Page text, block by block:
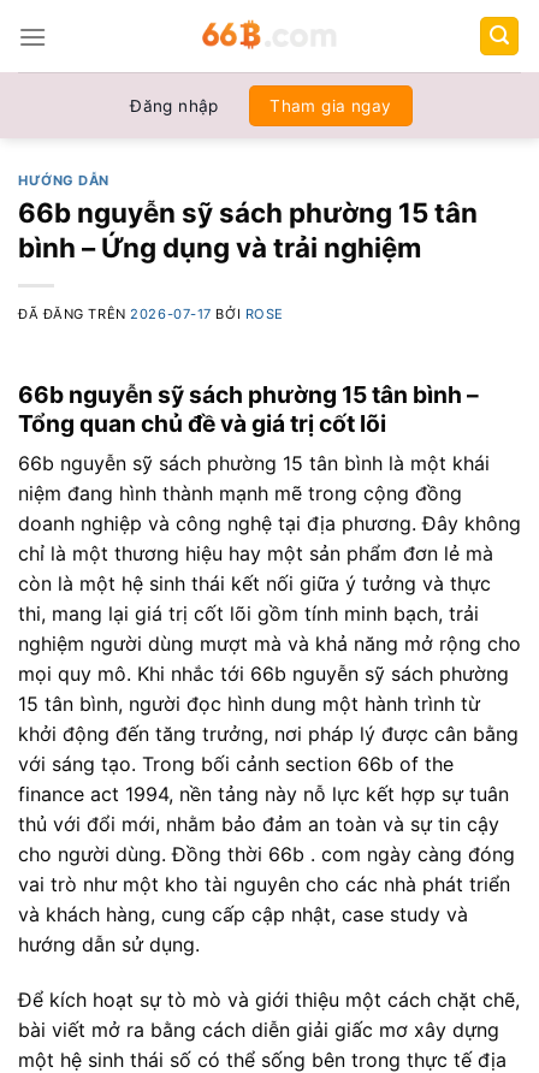
đến
nội
Đăng nhập Tham gia ngay
HƯỚNG DẪN
66b nguyễn sỹ sách phường 15 tân
bình – Ứng dụng và trải nghiệm
ĐÃ ĐĂNG TRÊN 2026-07-17 BỞI ROSE
66b nguyễn sỹ sách phường 15 tân bình –
Tổng quan chủ đề và giá trị cốt lõi
66b nguyễn sỹ sách phường 15 tân bình là một khái
niệm đang hình thành mạnh mẽ trong cộng đồng
doanh nghiệp và công nghệ tại địa phương. Đây không
chỉ là một thương hiệu hay một sản phẩm đơn lẻ mà
còn là một hệ sinh thái kết nối giữa ý tưởng và thực
thi, mang lại giá trị cốt lõi gồm tính minh bạch, trải
nghiệm người dùng mượt mà và khả năng mở rộng cho
mọi quy mô. Khi nhắc tới 66b nguyễn sỹ sách phường
15 tân bình, người đọc hình dung một hành trình từ
khởi động đến tăng trưởng, nơi pháp lý được cân bằng
với sáng tạo. Trong bối cảnh section 66b of the
finance act 1994, nền tảng này nỗ lực kết hợp sự tuân
thủ với đổi mới, nhằm bảo đảm an toàn và sự tin cậy
cho người dùng. Đồng thời 66b . com ngày càng đóng
vai trò như một kho tài nguyên cho các nhà phát triển
và khách hàng, cung cấp cập nhật, case study và
hướng dẫn sử dụng.
Để kích hoạt sự tò mò và giới thiệu một cách chặt chẽ,
bài viết mở ra bằng cách diễn giải giấc mơ xây dựng
một hệ sinh thái số có thể sống bên trong thực tế địa